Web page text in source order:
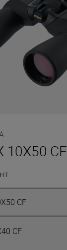
10X50 CF
CF
CF